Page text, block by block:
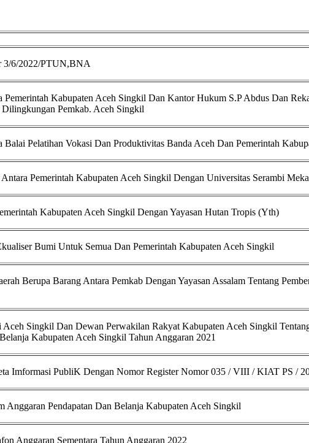
3/6/2022/PTUN,BNA
Pemerintah Kabupaten Aceh Singkil Dan Kantor Hukum S.P Abdus Dan
Dilingkungan Pemkab. Aceh Singkil
Balai Pelatihan Vokasi Dan Produktivitas Banda Aceh Dan Pemerintah
Pemerintah Kabupaten Aceh Singkil Dengan Universitas Serambi
Kabupaten Aceh Singkil Dengan Yayasan Hutan Tropis (Yth)
Bumi Untuk Semua Dan Pemerintah Kabupaten Aceh Singkil
Berupa Barang Antara Pemkab Dengan Yayasan Assalam Tentang
Aceh Singkil Dan Dewan Perwakilan Rakyat Kabupaten Aceh Singkil
Kabupaten Aceh Singkil Tahun Anggaran 2021
Imformasi PubliK Dengan Nomor Register Nomor 035 / VIII / KIAT PS /
Anggaran Pendapatan Dan Belanja Kabupaten Aceh Singkil
Anggaran Sementara Tahun Anggaran 2022